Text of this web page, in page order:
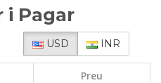
i Pagar
USD INR
Preu